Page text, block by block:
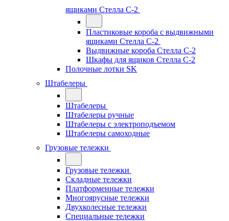
ящиками Стелла С-2
Пластиковые короба с выдвижными
ящиками Стелла С-2
Выдвижные короба Стелла С-2
Шкафы для ящиков Стелла С-2
Полочные лотки SK
Штабелеры
Штабелеры
Штабелеры ручные
Штабелеры с электроподъемом
Штабелеры самоходные
Грузовые тележки
Грузовые тележки
Складные тележки
Платформенные тележки
Многоярусные тележки
Двухколесные тележки
Специальные тележки